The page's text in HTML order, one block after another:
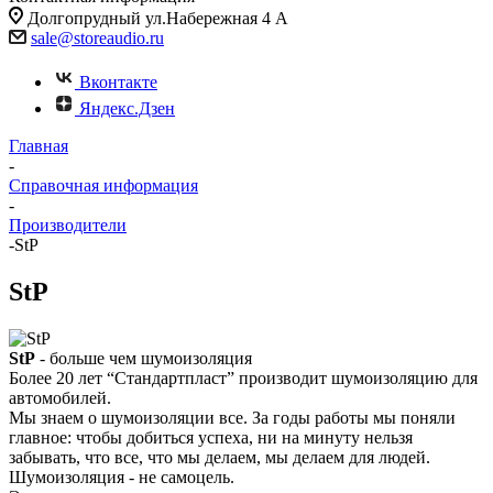
Долгопрудный ул.Набережная 4 А
sale@storeaudio.ru
Вконтакте
Яндекс.Дзен
Главная
-
Справочная информация
-
Производители
-StP
StP
StP - больше чем шумоизоляция
Более 20 лет “Стандартпласт” производит шумоизоляцию для
автомобилей.
Мы знаем о шумоизоляции все. За годы работы мы поняли
главное: чтобы добиться успеха, ни на минуту нельзя
забывать, что все, что мы делаем, мы делаем для людей.
Шумоизоляция - не самоцель.